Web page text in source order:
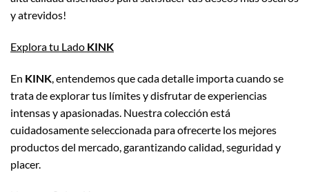
y atrevidos!
Explora tu Lado KINK
En KINK , entendemos que cada detalle importa cuando se
trata de explorar tus límites y disfrutar de experiencias
intensas y apasionadas. Nuestra colección está
cuidadosamente seleccionada para ofrecerte los mejores
productos del mercado, garantizando calidad, seguridad y
placer.